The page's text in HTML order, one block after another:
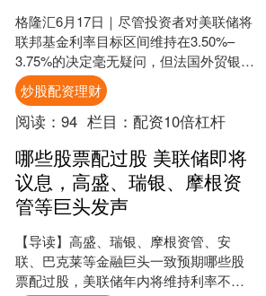
格隆汇6月17日｜尽管投资者对美联储将
联邦基金利率目标区间维持在3.50%–
3.75%的决定毫无疑问，但法国外贸银行
的分析师Mabrouk Chetouane在....
炒股配资理财
阅读： 94 栏目： 配资10倍杠杆
哪些股票配过股 美联储即将
议息，高盛、瑞银、摩根资
管等巨头发声
【导读】高盛、瑞银、摩根资管、安
联、巴克莱等金融巨头一致预期哪些股
票配过股，美联储年内将维持利率不变